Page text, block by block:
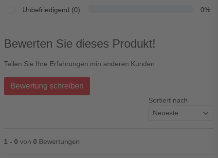
Unbefriedigend (0) 0%
Bewerten Sie dieses Produkt!
Teilen Sie Ihre Erfahrungen min anderen Kunden
Bewertung schreiben
Sortiert nach
1 - 0 von 0 Bewertungen